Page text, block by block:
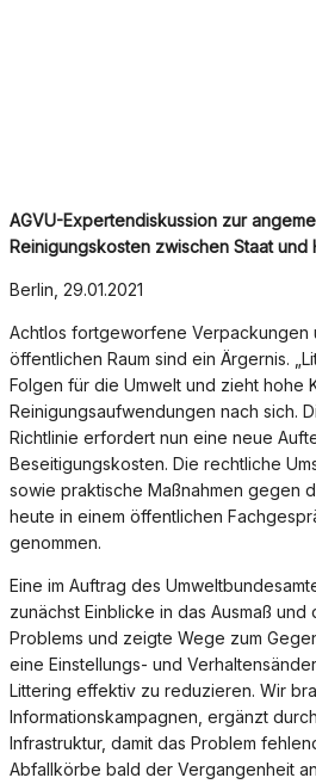
AGVU-Expertendiskussion zur
Reinigungskosten zwischen Staat und
Berlin, 29.01.2021
Achtlos fortgeworfene Verpackungen
öffentlichen Raum sind ein Ärgernis.
Folgen für die Umwelt und zieht hohe
Reinigungsaufwendungen nach sich.
Richtlinie erfordert nun eine neue
Beseitigungskosten. Die rechtliche
sowie praktische Maßnahmen gegen
heute in einem öffentlichen
genommen.
Eine im Auftrag des
zunächst Einblicke in das Ausmaß und
Problems und zeigte Wege zum
eine Einstellungs- und
Littering effektiv zu reduzieren. Wir
Informationskampagnen, ergänzt
Infrastruktur, damit das Problem
Abfallkörbe bald der Vergangenheit